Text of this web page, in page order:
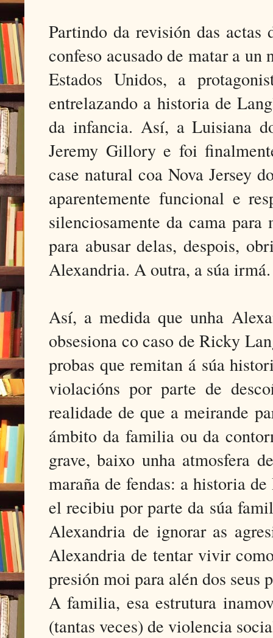
Partindo da revisión das
confeso acusado de matar a un
Estados Unidos, a
entrelazando a historia de
da infancia. Así, a Luisiana
Jeremy Gillory e foi
case natural coa Nova Jersey
aparentemente funcional e
silenciosamente da cama
para abusar delas, despois,
Alexandria. A outra, a súa irmá.
Así, a medida que unha
obsesiona co caso de Ricky
probas que remitan á súa
violacións por parte de
realidade de que a meirande
ámbito da familia ou da
grave, baixo unha atmosfera
maraña de fendas: a historia
el recibiu por parte da súa
Alexandria de ignorar as
Alexandria de tentar vivir
presión moi para alén dos
A familia, esa estrutura
(tantas veces) de violencia